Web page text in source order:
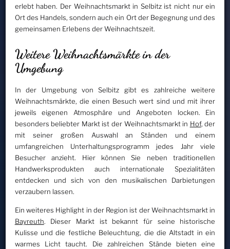
erlebt haben. Der Weihnachtsmarkt in Selbitz ist nicht nur ein
Ort des Handels, sondern auch ein Ort der Begegnung und des
gemeinsamen Erlebens der Weihnachtszeit.
Weitere Weihnachtsmärkte in der
Umgebung
In der Umgebung von Selbitz gibt es zahlreiche weitere
Weihnachtsmärkte, die einen Besuch wert sind und mit ihrer
jeweils eigenen Atmosphäre und Angeboten locken. Ein
besonders beliebter Markt ist der Weihnachtsmarkt in Hof, der
mit seiner großen Auswahl an Ständen und einem
umfangreichen Unterhaltungsprogramm jedes Jahr viele
Besucher anzieht. Hier können Sie neben traditionellen
Handwerksprodukten auch internationale Spezialitäten
entdecken und sich von den musikalischen Darbietungen
verzaubern lassen.
Ein weiteres Highlight in der Region ist der Weihnachtsmarkt in
Bayreuth. Dieser Markt ist bekannt für seine historische
Kulisse und die festliche Beleuchtung, die die Altstadt in ein
warmes Licht taucht. Die zahlreichen Stände bieten eine